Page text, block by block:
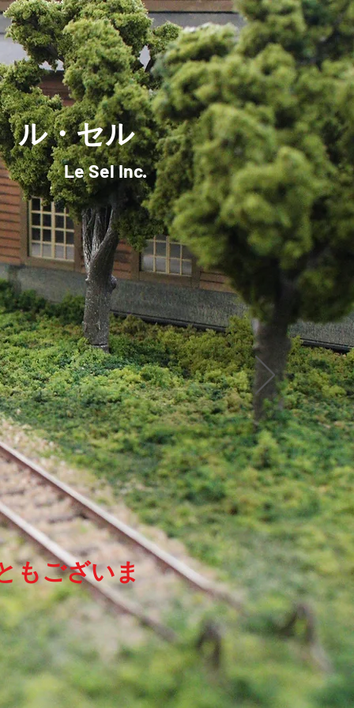
ル・セル
Le Sel Inc.
もございま